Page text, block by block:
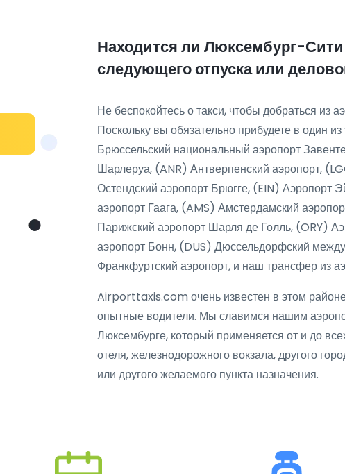
Находится ли Люксембург-
следующего отпуска или
Не беспокойтесь о такси, чтобы добраться из
Поскольку вы обязательно прибудете в один
Брюссельский национальный аэропорт
Шарлеруа, (ANR) Антверпенский аэропорт,
Остендский аэропорт Брюгге, (EIN) Аэропорт
аэропорт Гаага, (AMS) Амстердамский
Парижский аэропорт Шарля де Голль, (ORY)
аэропорт Бонн, (DUS) Дюссельдорфский
Франкфуртский аэропорт, и наш трансфер из
Airporttaxis.com очень известен в этом
опытные водители. Мы славимся нашим
Люксембурге, который применяется от и до
отеля, железнодорожного вокзала, другого
или другого желаемого пункта назначения.